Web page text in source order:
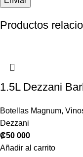
Productos
1.5L Dezzani
Botellas Magnum,
Dezzani
₡50 000
Añadir al carrito